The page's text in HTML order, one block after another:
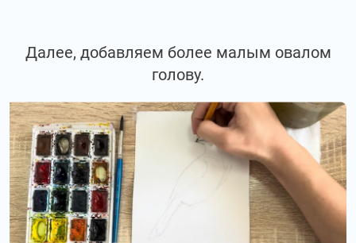
Далее, добавляем более малым овалом
голову.